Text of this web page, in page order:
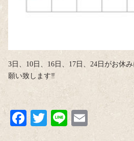
3日、10日、16日、17日、24日がお休
願い致します‼︎
Fa T
Li